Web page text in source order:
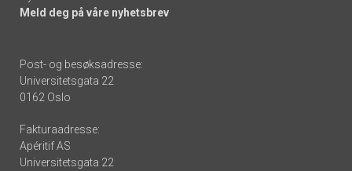
Meld deg på våre nyhetsbrev
Post- og besøksadresse:
Universitetsgata 22
0162 Oslo
Fakturaadresse:
Apéritif AS
Universitetsgata 22